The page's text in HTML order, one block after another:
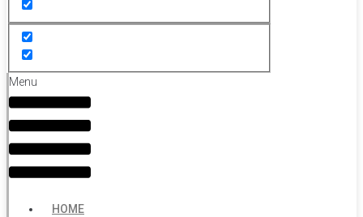
Menu
HOME